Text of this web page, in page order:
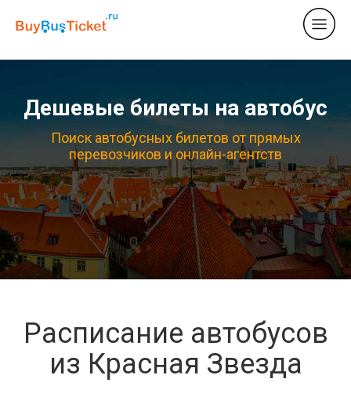
Дешевые билеты на автобус
Поиск автобусных билетов от прямых
перевозчиков и онлайн-агентств
Расписание автобусов
из Красная Звезда